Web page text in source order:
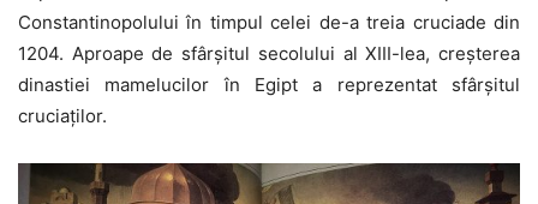
Constantinopolului în timpul celei de-a treia cruciade din
1204. Aproape de sfârșitul secolului al XIII-lea, creșterea
dinastiei mamelucilor în Egipt a reprezentat sfârșitul
cruciaților.